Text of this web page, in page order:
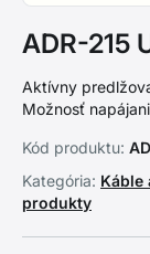
ADR-215
Aktívny
Možnosť
Kód produktu:
Kategória: Káble
produkty